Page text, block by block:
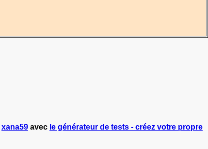
xana59 avec le générateur de tests - créez votre propre